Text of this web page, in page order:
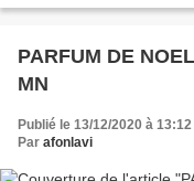
PARFUM DE
MN
Publié le 13/12/2020 à 13:12
Par afonlavi